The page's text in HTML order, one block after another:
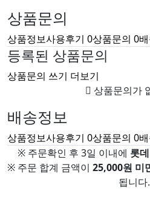
상품문의
상품정보사용후기 0상품문의 0
등록된 상품문의
상품문의 쓰기 더보기
상품문의가
배송정보
상품정보사용후기 0상품문의 0
※ 주문확인 후 3일 이내에 롯
※ 주문 합계 금액이 25,000원 미
됩니다.